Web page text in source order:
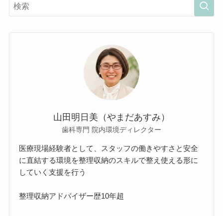
山田明日美（やまだあすみ）
歯科専門 院内環境ディレクター
医療現場経験者として、スタッフの働きやすさと安全
に直結する環境を整理収納のスキルで整え使える形に
していく支援を行う
整理収納アドバイザー歴10年超